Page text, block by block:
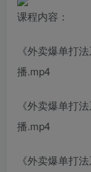
课程内容：
《外卖爆单打
播.mp4
《外卖爆单打
播.mp4
《外卖爆单打